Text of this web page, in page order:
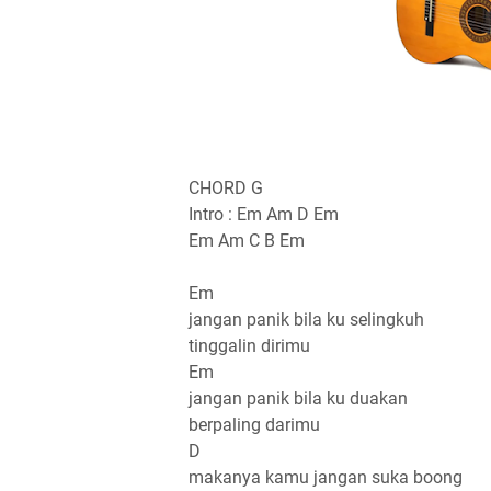
CHORD G
Intro : Em Am D Em
Em Am C B Em
Em
jangan panik bila ku selingkuh
tinggalin dirimu
Em
jangan panik bila ku duakan
berpaling darimu
D
makanya kamu jangan suka boong